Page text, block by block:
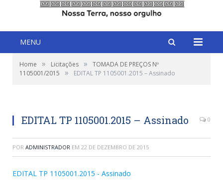
MENU
Home » Licitações »
TOMADA DE PREÇOS Nº
1105001/2015
» EDITAL TP 1105001.2015 – Assinado
EDITAL TP 1105001.2015 – Assinado 0
POR ADMINISTRADOR EM 22 DE DEZEMBRO DE 2015
EDITAL TP 1105001.2015 - Assinado